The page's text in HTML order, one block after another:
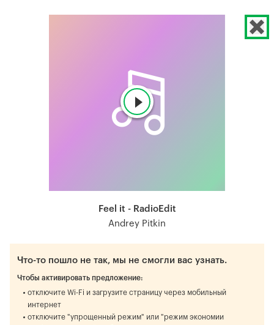
Feel it - RadioEdit
Andrey Pitkin
Что-то пошло не так, мы не смогли вас узнать.
Чтобы активировать предложение:
отключите Wi-Fi и загрузите страницу через мобильный
интернет
отключите "упрощенный режим" или "режим экономии